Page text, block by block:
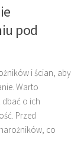
pod
i ścian, aby
Warto
o ich
Przed
co